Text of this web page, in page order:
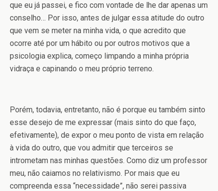
que eu já passei, e fico com vontade de lhe dar apenas um
conselho… Por isso, antes de julgar essa atitude do outro
que vem se meter na minha vida, o que acredito que
ocorre até por um hábito ou por outros motivos que a
psicologia explica, começo limpando a minha própria
vidraça e capinando o meu próprio terreno.
Porém, todavia, entretanto, não é porque eu também sinto
esse desejo de me expressar (mais sinto do que faço,
efetivamente), de expor o meu ponto de vista em relação
à vida do outro, que vou admitir que terceiros se
intrometam nas minhas questões. Como diz um professor
meu, não caiamos no relativismo. Por mais que eu
compreenda essa “necessidade”, não serei passiva